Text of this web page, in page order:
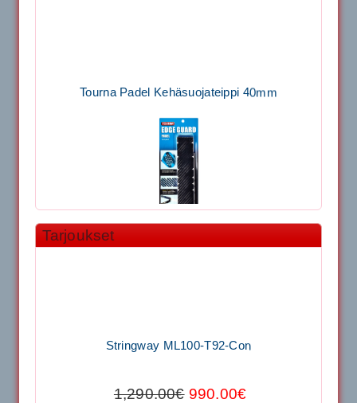
Tourna Padel Kehäsuojateippi 40mm
11.90€
1,650.00€
Signum S-7000 Jännityskone (Jalustamalli)
Tarjoukset
Stringway ML100-T92-Con
1,290.00€ 990.00€